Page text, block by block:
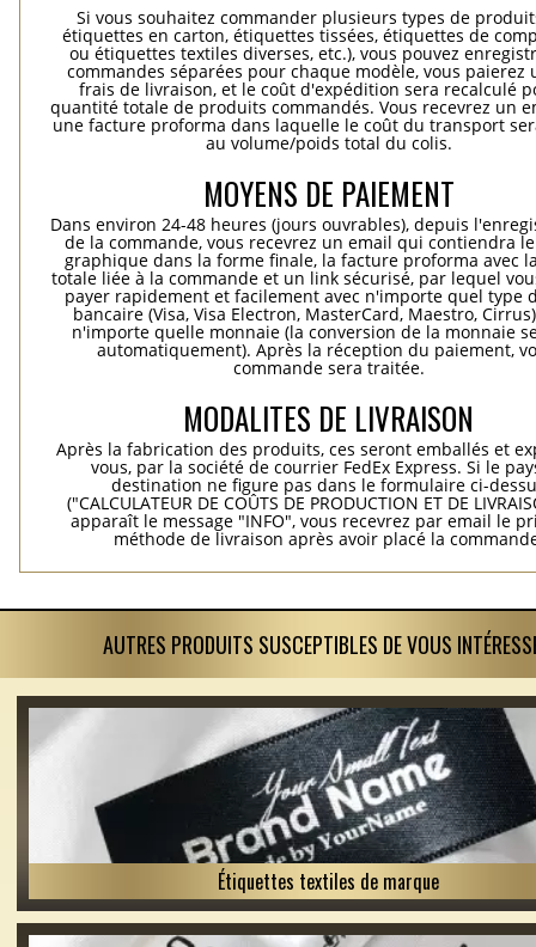
Si vous souhaitez commander plusieurs types de
étiquettes en carton, étiquettes tissées, étiquettes de
ou étiquettes textiles diverses, etc.), vous pouvez
commandes séparées pour chaque modèle, vous paierez
frais de livraison, et le coût d'expédition sera recalculé
quantité totale de produits commandés. Vous recevrez un
une facture proforma dans laquelle le coût du transport
au volume/poids total du colis.
MOYENS DE PAIEMENT
Dans environ 24-48 heures (jours ouvrables), depuis
de la commande, vous recevrez un email qui contiendra
graphique dans la forme finale, la facture proforma avec
totale liée à la commande et un link sécurisé, par lequel
payer rapidement et facilement avec n'importe quel type
bancaire (Visa, Visa Electron, MasterCard, Maestro,
n'importe quelle monnaie (la conversion de la monnaie
automatiquement). Après la réception du paiement,
commande sera traitée.
MODALITES DE LIVRAISON
Après la fabrication des produits, ces seront emballés et
vous, par la société de courrier FedEx Express. Si le
destination ne figure pas dans le formulaire ci-
("CALCULATEUR DE COÛTS DE PRODUCTION ET DE
apparaît le message "INFO", vous recevrez par email le
méthode de livraison après avoir placé la
AUTRES PRODUITS SUSCEPTIBLES DE VOUS
Étiquettes textiles de marque